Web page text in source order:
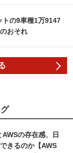
トの9車種1万9147
おそれ
の存在感、日
きるのか【AWS